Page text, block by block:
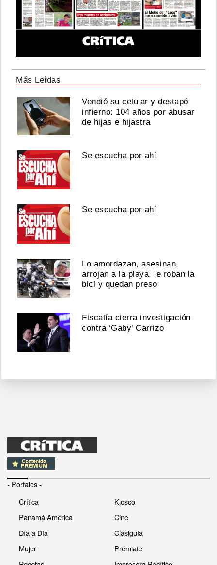
Más Leídas
Vendió su celular y destapó
infierno: 104 años por abusar
de hijas e hijastra
Se escucha por ahí
Se escucha por ahí
Lo amordazan, asesinan,
arrojan a la playa, le roban la
bici y quedan preso
Fiscalía cierra investigación
contra ‘Gaby’ Carrizo
- Portales -
Crítica
Panamá América
Día a Día
Mujer
Kiosco
Cine
Clasiguía
Prémiate